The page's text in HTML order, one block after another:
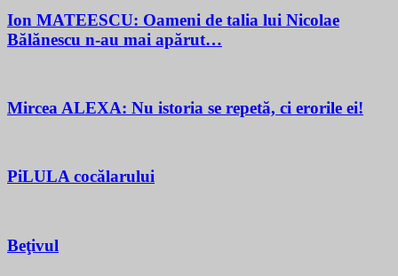
Ion MATEESCU: Oameni de talia lui Nicolae
Bălănescu n-au mai apărut…
Mircea ALEXA: Nu istoria se repetă, ci erorile ei!
PiLULA cocălarului
Beţivul